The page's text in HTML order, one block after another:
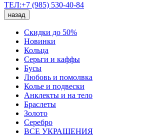
ТЕЛ:+7 (985) 530-40-84
назад
Скидки до 50%
Новинки
Кольца
Серьги и каффы
Бусы
Любовь и помолвка
Колье и подвески
Анклекты и на тело
Браслеты
Золото
Серебро
ВСЕ УКРАШЕНИЯ